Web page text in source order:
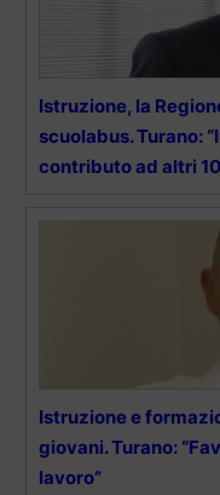
Istruzione, la
scuolabus. Turano:
contributo ad altri
Istruzione e
giovani. Turano:
lavoro”